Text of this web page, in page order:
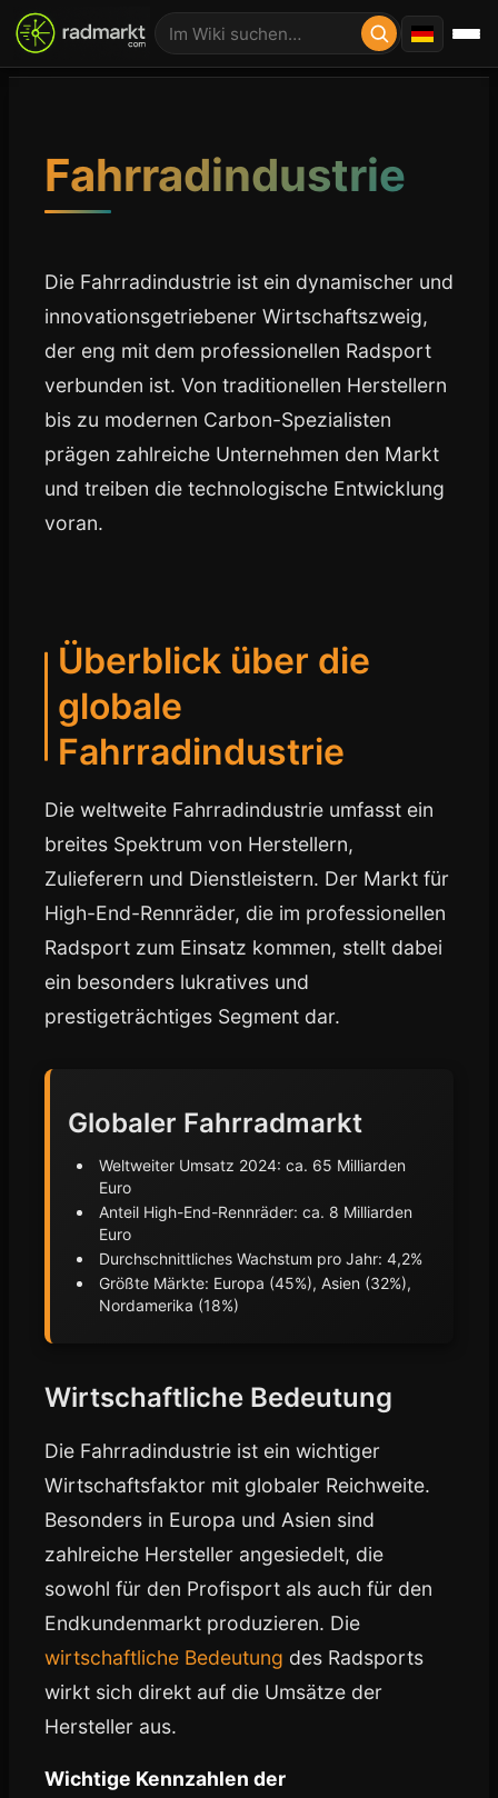
Fahrradindustrie
Die Fahrradindustrie ist ein dynamischer und
innovationsgetriebener Wirtschaftszweig,
der eng mit dem professionellen Radsport
verbunden ist. Von traditionellen Herstellern
bis zu modernen Carbon-Spezialisten
prägen zahlreiche Unternehmen den Markt
und treiben die technologische Entwicklung
voran.
Überblick über die
globale
Fahrradindustrie
Die weltweite Fahrradindustrie umfasst ein
breites Spektrum von Herstellern,
Zulieferern und Dienstleistern. Der Markt für
High-End-Rennräder, die im professionellen
Radsport zum Einsatz kommen, stellt dabei
ein besonders lukratives und
prestigeträchtiges Segment dar.
Globaler Fahrradmarkt
Weltweiter Umsatz 2024: ca. 65 Milliarden
Euro
Anteil High-End-Rennräder: ca. 8 Milliarden
Euro
Durchschnittliches Wachstum pro Jahr: 4,2%
Größte Märkte: Europa (45%), Asien (32%),
Nordamerika (18%)
Wirtschaftliche Bedeutung
Die Fahrradindustrie ist ein wichtiger
Wirtschaftsfaktor mit globaler Reichweite.
Besonders in Europa und Asien sind
zahlreiche Hersteller angesiedelt, die
sowohl für den Profisport als auch für den
Endkundenmarkt produzieren. Die
wirtschaftliche Bedeutung des Radsports
wirkt sich direkt auf die Umsätze der
Hersteller aus.
Wichtige Kennzahlen der